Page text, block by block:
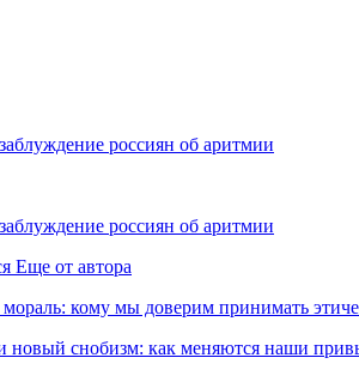
россиян об аритмии
россиян об аритмии
Еще от автора
кому мы доверим принимать
новый снобизм: как меняются наши